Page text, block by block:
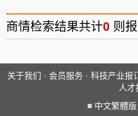
商情检索结果共计0 则
关于我们 · 会员服务 · 科技产业报
人才
■ 中文繁體版